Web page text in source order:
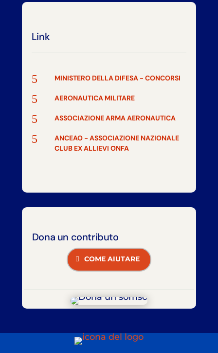
Link
5 MINISTERO DELLA DIFESA - CONCORSI
5 AERONAUTICA MILITARE
5 ASSOCIAZIONE ARMA AERONAUTICA
5
ANCEAO - ASSOCIAZIONE NAZIONALE
CLUB EX ALLIEVI ONFA
Dona un contributo
COME AIUTARE